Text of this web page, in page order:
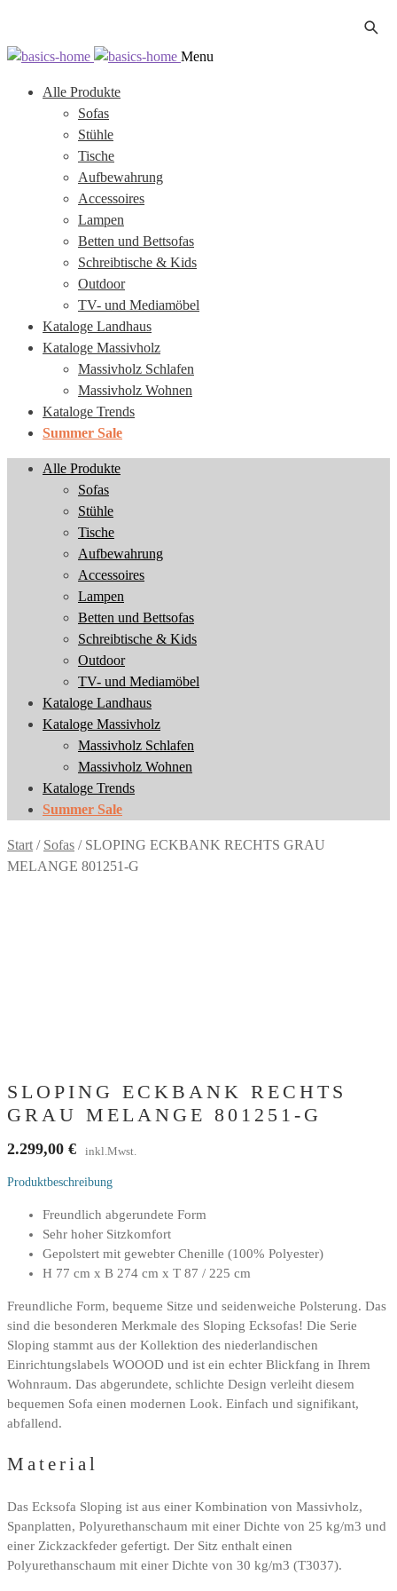
Zur
springen
Zum
springen
Menu
Alle Produkte
Sofas
Stühle
Tische
Aufbewahrung
Accessoires
Lampen
Betten und Bettsofas
Schreibtische & Kids
Outdoor
TV- und Mediamöbel
Kataloge Landhaus
Kataloge Massivholz
Massivholz Schlafen
Massivholz Wohnen
Kataloge Trends
Summer Sale
Alle Produkte
Sofas
Stühle
Tische
Aufbewahrung
Accessoires
Lampen
Betten und Bettsofas
Schreibtische & Kids
Outdoor
TV- und Mediamöbel
Kataloge Landhaus
Kataloge Massivholz
Massivholz Schlafen
Massivholz Wohnen
Kataloge Trends
Summer Sale
Start / Sofas / SLOPING ECKBANK RECHTS GRAU
MELANGE 801251-G
SLOPING ECKBANK RECHTS
GRAU MELANGE 801251-G
2.299,00 € inkl.Mwst.
Produktbeschreibung
Freundlich abgerundete Form
Sehr hoher Sitzkomfort
Gepolstert mit gewebter Chenille (100% Polyester)
H 77 cm x B 274 cm x T 87 / 225 cm
Freundliche Form, bequeme Sitze und seidenweiche Polsterung. Das
sind die besonderen Merkmale des Sloping Ecksofas! Die Serie
Sloping stammt aus der Kollektion des niederlandischen
Einrichtungslabels WOOOD und ist ein echter Blickfang in Ihrem
Wohnraum. Das abgerundete, schlichte Design verleiht diesem
bequemen Sofa einen modernen Look. Einfach und signifikant,
abfallend.
Material
Das Ecksofa Sloping ist aus einer Kombination von Massivholz,
Spanplatten, Polyurethanschaum mit einer Dichte von 25 kg/m3 und
einer Zickzackfeder gefertigt. Der Sitz enthalt einen
Polyurethanschaum mit einer Dichte von 30 kg/m3 (T3037).